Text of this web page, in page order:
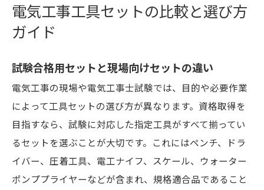
電気工事工具セットの比較と選び方
ガイド
試験合格用セットと現場向けセットの違い
電気工事の現場や電気工事士試験では、目的や必要作業
によって工具セットの選び方が異なります。資格取得を
目指すなら、試験に対応した指定工具がすべて揃ってい
るセットを選ぶことが大切です。これにはペンチ、ドラ
イバー、圧着工具、電工ナイフ、スケール、ウォーター
ポンププライヤーなどが含まれ、規格適合品であること